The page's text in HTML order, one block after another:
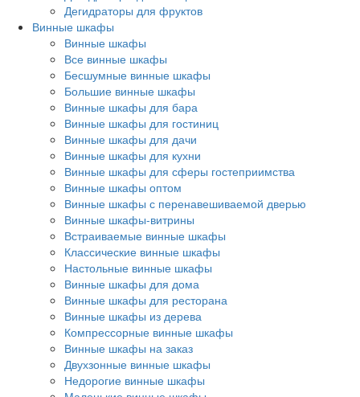
Дегидраторы для фруктов
Винные шкафы
Винные шкафы
Все винные шкафы
Бесшумные винные шкафы
Большие винные шкафы
Винные шкафы для бара
Винные шкафы для гостиниц
Винные шкафы для дачи
Винные шкафы для кухни
Винные шкафы для сферы гостеприимства
Винные шкафы оптом
Винные шкафы с перенавешиваемой дверью
Винные шкафы-витрины
Встраиваемые винные шкафы
Классические винные шкафы
Настольные винные шкафы
Винные шкафы для дома
Винные шкафы для ресторана
Винные шкафы из дерева
Компрессорные винные шкафы
Винные шкафы на заказ
Двухзонные винные шкафы
Недорогие винные шкафы